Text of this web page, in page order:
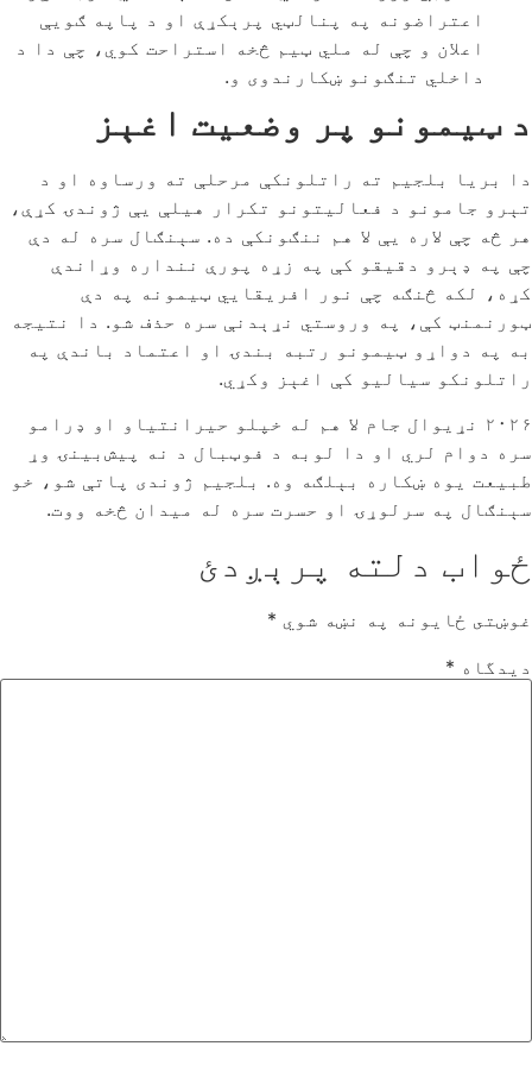
اعتراضونه په پنالټي پرېکړې او د پاپه ګویې
اعلان و چې له ملي ټیم څخه استراحت کوي، چې دا د
داخلي تنګونو ښکارندوی و.
د ټیمونو پر وضعیت اغېز
دا بریا بلجیم ته راتلونکې مرحلې ته ورساوه او د
تېرو جامونو د فعالیتونو تکرار هیلې یې ژوندۍ کړې،
هر څه چې لاره یې لا هم ننګونکې ده. سېنګال سره له دې
چې په ډېرو دقیقو کې په زړه پورې ننداره وړاندې
کړه، لکه څنګه چې نور افریقايي ټیمونه په دې
ټورنمنټ کې، په وروستي نړېدنې سره حذف شو. دا نتیجه
به په دواړو ټیمونو رتبه بندۍ او اعتماد باندې په
راتلونکو سیالیو کې اغېز وکړي.
۲۰۲۶ نړیوال جام لا هم له خپلو حیرانتیاو او ډرامو
سره دوام لري او دا لوبه د فوټبال د نه پیش‌بینۍ وړ
طبیعت یوه ښکاره بېلګه وه. بلجیم ژوندی پاتې شو، خو
سېنګال په سرلوړۍ او حسرت سره له میدان څخه ووت.
ځواب دلته پرېږدئ
غوښتى ځایونه په نښه شوي *
دیدگاه *